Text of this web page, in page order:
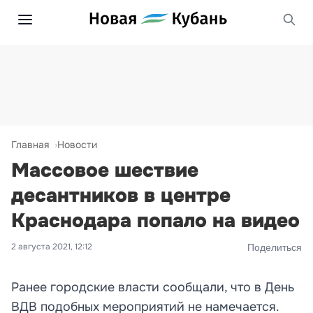
Главная Новости
Массовое шествие
десантников в центре
Краснодара попало на видео
2 августа 2021, 12:12 Поделиться
Ранее городские власти сообщали, что в День
ВДВ подобных мероприятий не намечается.